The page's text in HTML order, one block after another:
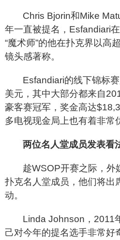
Chris Bjorin和Mike
年一直被提名，Esfandiari
“魔术师”的他在扑克界以高
镜头感著称。
Esfandiari的线下锦标
美元，其中大部分都来自
豪客赛冠军，奖金高达
多电视现金局上也有着非常
两位名人堂成员发表看
趁WSOP开赛之际，外
扑克名人堂成员，他们将出
动。
Linda Johnson ，2011
己对今年的提名选手非常好